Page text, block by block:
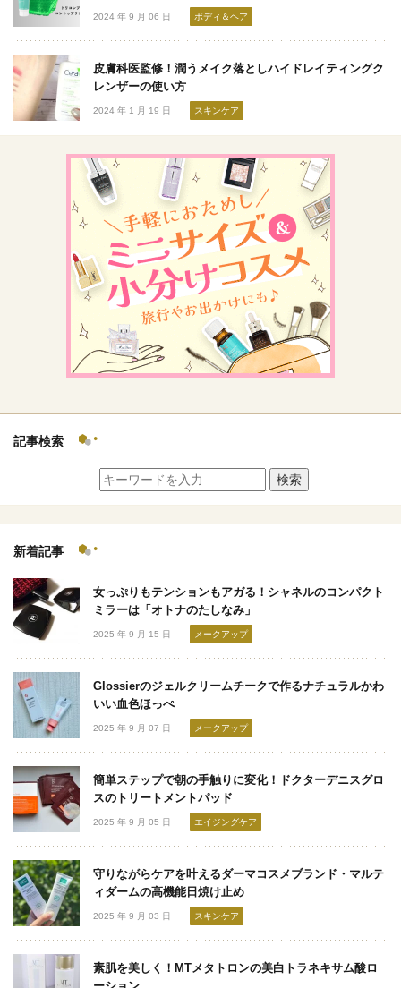
2024 年 9 月 06 日 ボディ＆ヘア
皮膚科医監修！潤うメイク落としハイドレイティングク
レンザーの使い方
2024 年 1 月 19 日 スキンケア
記事検索
検索
新着記事
女っぷりもテンションもアガる！シャネルのコンパクト
ミラーは「オトナのたしなみ」
2025 年 9 月 15 日 メークアップ
Glossierのジェルクリームチークで作るナチュラルかわ
いい血色ほっぺ
2025 年 9 月 07 日 メークアップ
簡単ステップで朝の手触りに変化！ドクターデニスグロ
スのトリートメントパッド
2025 年 9 月 05 日 エイジングケア
守りながらケアを叶えるダーマコスメブランド・マルテ
ィダームの高機能日焼け止め
2025 年 9 月 03 日 スキンケア
素肌を美しく！MTメタトロンの美白トラネキサム酸ロ